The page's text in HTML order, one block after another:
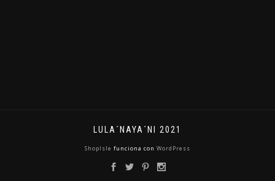
LULA´NAYA´NI 2021
ShopIsle funciona con WordPress